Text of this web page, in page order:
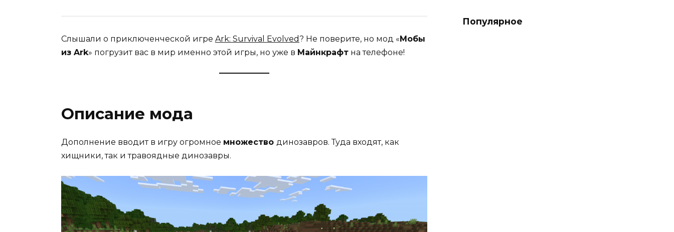
Слышали о приключенческой игре Ark: Survival Evolved? Не поверите, но мод «Мобы
из Ark» погрузит вас в мир именно этой игры, но уже в Майнкрафт на телефоне!
Описание мода
Дополнение вводит в игру огромное множество динозавров. Туда входят, как
хищники, так и травоядные динозавры.
Популярное